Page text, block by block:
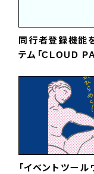
同行者登録機能
テム「CLOUD
「イベントツー